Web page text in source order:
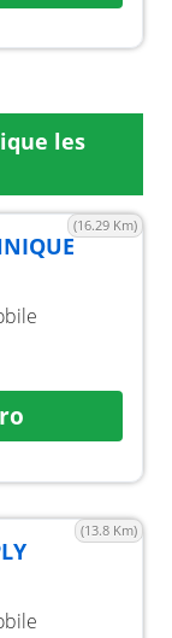
les
(16.29 Km)
(13.8 Km)